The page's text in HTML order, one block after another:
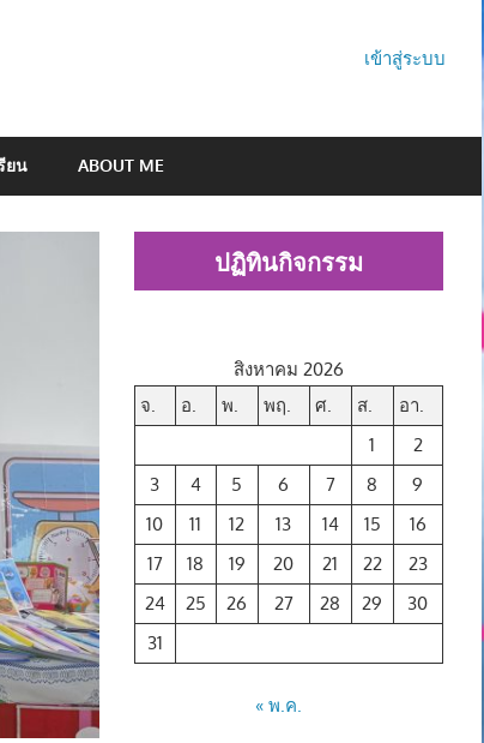
เข้าสู่ระบบ
ยน ABOUT ME
ปฏิทินกิจกรรม
สิงหาคม 2026
จ.
อ. พ. พฤ. ศ. ส.
อา.
1
2
3
4 5 6 7 8
9
10
11 12 13 14 15
16
17
18 19 20 21 22
23
24
25 26 27 28 29
30
31
« พ.ค.